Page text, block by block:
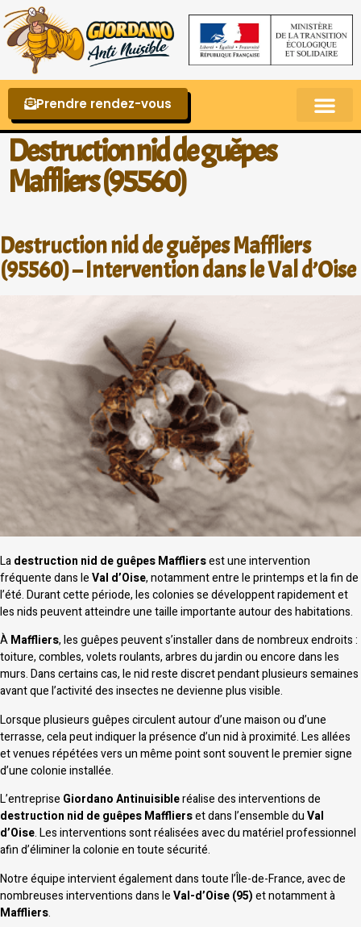
Prendre rendez-vous
Destruction nid de guêpes
Maffliers (95560)
Destruction nid de guêpes Maffliers
(95560) – Intervention dans le Val d’Oise
Ladestruction nid de guêpes Maffliersest une intervention
fréquente dans leVal d’Oise, notamment entre le printemps et la fin de
l’été. Durant cette période, les colonies se développent rapidement et
les nids peuvent atteindre une taille importante autour des habitations.
ÀMaffliers, les guêpes peuvent s’installer dans de nombreux endroits :
toiture, combles, volets roulants, arbres du jardin ou encore dans les
murs. Dans certains cas, le nid reste discret pendant plusieurs semaines
avant que l’activité des insectes ne devienne plus visible.
Lorsque plusieurs guêpes circulent autour d’une maison ou d’une
terrasse, cela peut indiquer la présence d’un nid à proximité. Les allées
et venues répétées vers un même point sont souvent le premier signe
d’une colonie installée.
L’entreprise Giordano Antinuisibleréalise des interventions de
destruction nid de guêpes Mafflierset dans l’ensemble duVal
d’Oise. Les interventions sont réalisées avec du matériel professionnel
afin d’éliminer la colonie en toute sécurité.
Notre équipe intervient également dans toute l’Île-de-France, avec de
nombreuses interventions dans leVal-d’Oise (95)et notamment à
Maffliers.